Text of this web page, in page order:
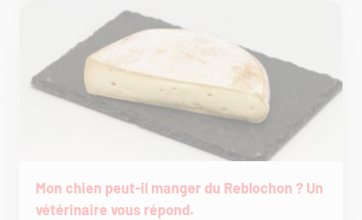
Mon chien peut-il manger du Reblochon ? Un
vétérinaire vous répond.